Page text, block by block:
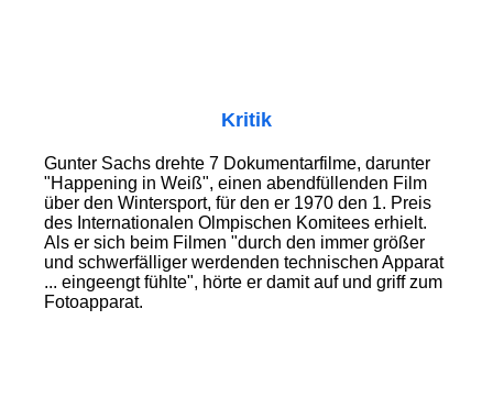
Kritik
Gunter Sachs drehte 7 Dokumentarfilme, darunter
"Happening in Weiß", einen abendfüllenden Film
über den Wintersport, für den er 1970 den 1. Preis
des Internationalen Olmpischen Komitees erhielt.
Als er sich beim Filmen "durch den immer größer
und schwerfälliger werdenden technischen Apparat
... eingeengt fühlte", hörte er damit auf und griff zum
Fotoapparat.